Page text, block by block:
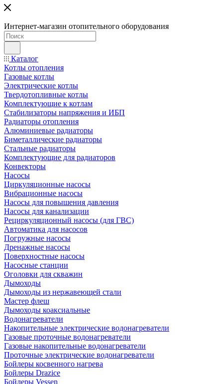
Интернет-магазин отопительного оборудования
Каталог
Котлы отопления
Газовые котлы
Электрические котлы
Твердотопливные котлы
Комплектующие к котлам
Стабилизаторы напряжения и ИБП
Радиаторы отопления
Алюминиевые радиаторы
Биметаллические радиаторы
Стальные радиаторы
Комплектующие для радиаторов
Конвекторы
Насосы
Циркуляционные насосы
Вибрационные насосы
Насосы для повышения давления
Насосы для канализации
Рециркуляционный насосы (для ГВС)
Автоматика для насосов
Погружные насосы
Дренажные насосы
Поверхностные насосы
Насосные станции
Оголовки для скважин
Дымоходы
Дымоходы из нержавеющей стали
Мастер флеш
Дымоходы коаксиальные
Водонагреватели
Накопительные электрические водонагреватели
Газовые проточные водонагреватели
Газовые накопительные водонагреватели
Проточные электрические водонагреватели
Бойлеры косвенного нагрева
Бойлеры Drazice
Бойлеры Vessen